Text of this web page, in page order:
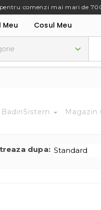
comenzi mai mari de
Meu Cosul Meu
BadinSistem Magazin
dupa: